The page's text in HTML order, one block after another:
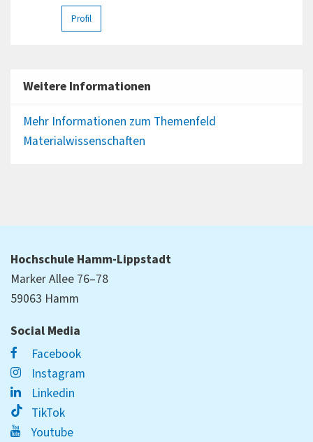
Profil
Weitere Informationen
Mehr Informationen zum Themenfeld
Materialwissenschaften
Hochschule Hamm-Lippstadt
Marker Allee 76–78
59063 Hamm
Social Media
Facebook
Instagram
Linkedin
TikTok
Youtube